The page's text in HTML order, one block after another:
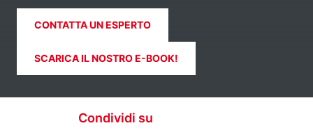
CONTATTA UN ESPERTO
SCARICA IL NOSTRO E-BOOK!
Condividi su